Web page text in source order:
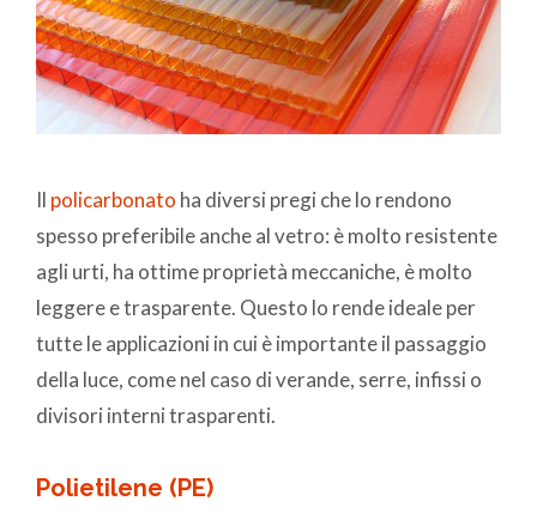
Il policarbonato ha diversi pregi che lo rendono
spesso preferibile anche al vetro: è molto resistente
agli urti, ha ottime proprietà meccaniche, è molto
leggere e trasparente. Questo lo rende ideale per
tutte le applicazioni in cui è importante il passaggio
della luce, come nel caso di verande, serre, infissi o
divisori interni trasparenti.
Polietilene (PE)